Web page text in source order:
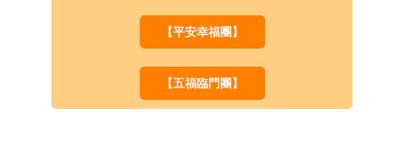
【平安幸福團】
【五福臨門團】